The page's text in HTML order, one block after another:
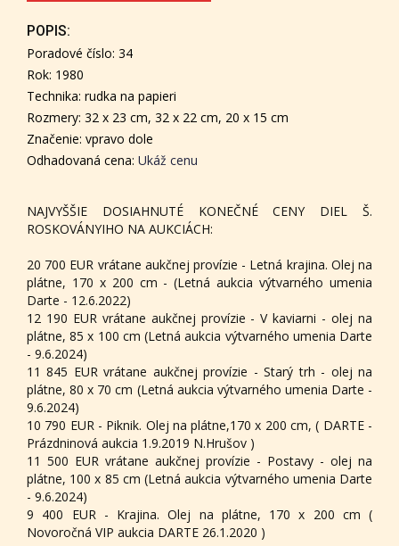
POPIS:
Poradové číslo: 34
Rok: 1980
Technika: rudka na papieri
Rozmery: 32 x 23 cm, 32 x 22 cm, 20 x 15 cm
Značenie: vpravo dole
Odhadovaná cena: Ukáž cenu
NAJVYŠŠIE DOSIAHNUTÉ KONEČNÉ CENY DIEL Š.
ROSKOVÁNYIHO NA AUKCIÁCH:
20 700 EUR vrátane aukčnej provízie - Letná krajina. Olej na
plátne, 170 x 200 cm - (Letná aukcia výtvarného umenia
Darte - 12.6.2022)
12 190 EUR vrátane aukčnej provízie - V kaviarni - olej na
plátne, 85 x 100 cm (Letná aukcia výtvarného umenia Darte
- 9.6.2024)
11 845 EUR vrátane aukčnej provízie - Starý trh - olej na
plátne, 80 x 70 cm (Letná aukcia výtvarného umenia Darte -
9.6.2024)
10 790 EUR - Piknik. Olej na plátne,170 x 200 cm, ( DARTE -
Prázdninová aukcia 1.9.2019 N.Hrušov )
11 500 EUR vrátane aukčnej provízie - Postavy - olej na
plátne, 100 x 85 cm (Letná aukcia výtvarného umenia Darte
- 9.6.2024)
9 400 EUR - Krajina. Olej na plátne, 170 x 200 cm (
Novoročná VIP aukcia DARTE 26.1.2020 )